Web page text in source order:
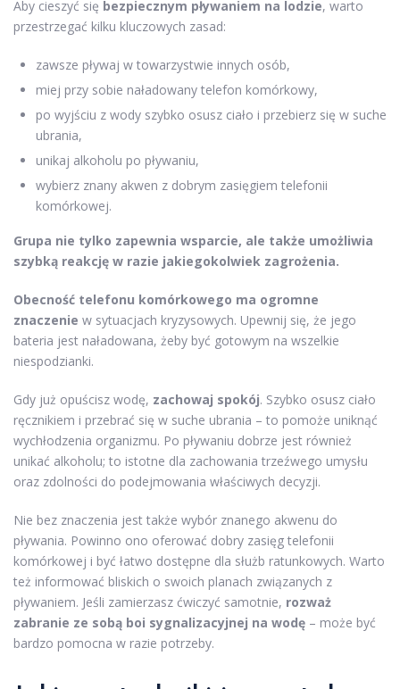
Aby cieszyć się bezpiecznym pływaniem na lodzie, warto
przestrzegać kilku kluczowych zasad:
zawsze pływaj w towarzystwie innych osób,
miej przy sobie naładowany telefon komórkowy,
po wyjściu z wody szybko osusz ciało i przebierz się w suche
ubrania,
unikaj alkoholu po pływaniu,
wybierz znany akwen z dobrym zasięgiem telefonii
komórkowej.
Grupa nie tylko zapewnia wsparcie, ale także umożliwia
szybką reakcję w razie jakiegokolwiek zagrożenia.
Obecność telefonu komórkowego ma ogromne
znaczenie w sytuacjach kryzysowych. Upewnij się, że jego
bateria jest naładowana, żeby być gotowym na wszelkie
niespodzianki.
Gdy już opuścisz wodę, zachowaj spokój. Szybko osusz ciało
ręcznikiem i przebrać się w suche ubrania – to pomoże uniknąć
wychłodzenia organizmu. Po pływaniu dobrze jest również
unikać alkoholu; to istotne dla zachowania trzeźwego umysłu
oraz zdolności do podejmowania właściwych decyzji.
Nie bez znaczenia jest także wybór znanego akwenu do
pływania. Powinno ono oferować dobry zasięg telefonii
komórkowej i być łatwo dostępne dla służb ratunkowych. Warto
też informować bliskich o swoich planach związanych z
pływaniem. Jeśli zamierzasz ćwiczyć samotnie, rozważ
zabranie ze sobą boi sygnalizacyjnej na wodę – może być
bardzo pomocna w razie potrzeby.